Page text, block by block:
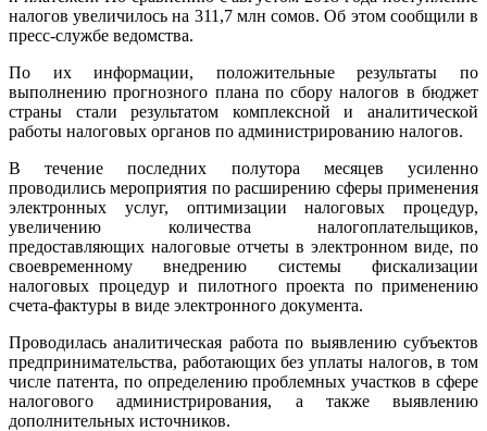
налогов увеличилось на 311,7 млн сомов. Об этом сообщили в
пресс-службе ведомства.
По их информации, положительные результаты по
выполнению прогнозного плана по сбору налогов в бюджет
страны стали результатом комплексной и аналитической
работы налоговых органов по администрированию налогов.
В течение последних полутора месяцев усиленно
проводились мероприятия по расширению сферы применения
электронных услуг, оптимизации налоговых процедур,
увеличению количества налогоплательщиков,
предоставляющих налоговые отчеты в электронном виде, по
своевременному внедрению системы фискализации
налоговых процедур и пилотного проекта по применению
счета-фактуры в виде электронного документа.
Проводилась аналитическая работа по выявлению субъектов
предпринимательства, работающих без уплаты налогов, в том
числе патента, по определению проблемных участков в сфере
налогового администрирования, а также выявлению
дополнительных источников.